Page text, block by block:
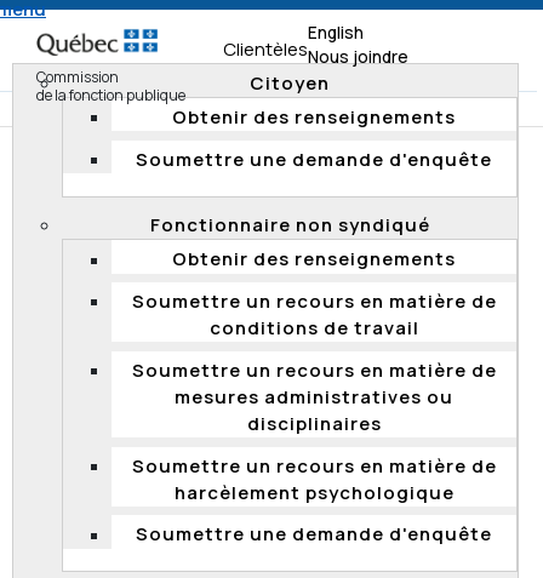
Commission
de la fonction publique
English
Nous joindre
Clientèles
Citoyen
Obtenir des renseignements
Soumettre une demande d'enquête
Fonctionnaire non syndiqué
Obtenir des renseignements
Soumettre un recours en matière de
conditions de travail
Soumettre un recours en matière de
mesures administratives ou
disciplinaires
Soumettre un recours en matière de
harcèlement psychologique
Soumettre une demande d'enquête
Accueil Clientèles
Administrateur d'État
Soumettre un recours en matière de mesures
administratives ou disciplinaires
SOUMETTRE UN RECOURS EN
ADMINISTRATIVES OU
(art. 33 de laLoi sur la fonction publique
)